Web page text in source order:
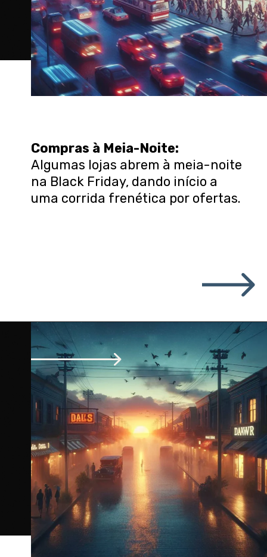
Compras à Meia-Noite:
Algumas lojas abrem à meia-noite
na Black Friday, dando início a
uma corrida frenética por ofertas.